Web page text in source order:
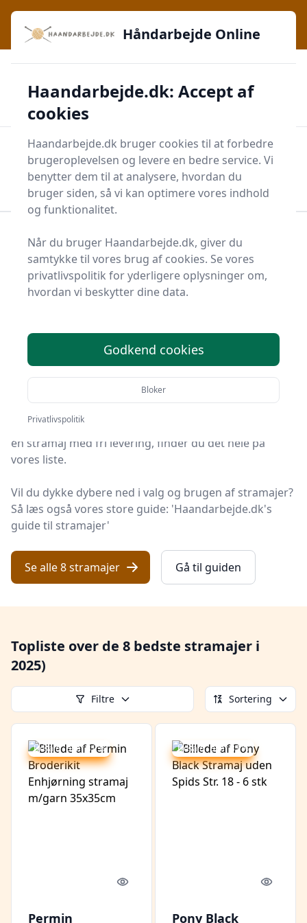
Håndarbejde Online - Inspiration, teknikker og fællesskab -
lige ved hånden
Shopping med sikkerhed ✔️ Altid de bedste priser
Mærker i høj kvalitet
Start søgning
Start søgning
Forside Krea Diverse Kreatilbehør Stramaj
Topliste over de 8
bedste stramajer i 2025
Velkommen til Håndarbejde Online – her finder du de
bedste stramajer på markedet. Vi har nøje udvalgt 8
produkter, så du er sikret kvalitet.
specifik model i tankerne, leder efter gode priser eller
en stramaj med fri levering, finder du det hele på
vores liste.
Vil du dykke dybere ned i valg og brugen af stramajer?
Så læs også vores store guide: 'Haandarbejde.dk's
guide til stramajer'
Se alle 8 stramajer Gå til guiden
Topliste over de 8 bedste stramajer i
2025)
Filtre Sortering
Udsalg - spar 31 %
Quick look
Permin
Udsalg - spar 33 %
Quick
Pony Black
Håndarbejde Online
Haandarbejde.dk: Accept af
cookies
Haandarbejde.dk bruger cookies til at forbedre
brugeroplevelsen og levere en bedre service. Vi
benytter dem til at analysere, hvordan du
bruger siden, så vi kan optimere vores indhold
og funktionalitet.
Når du bruger Haandarbejde.dk, giver du
samtykke til vores brug af cookies. Se vores
privatlivspolitik for yderligere oplysninger om,
hvordan vi beskytter dine data.
Godkend cookies
Bloker
Privatlivspolitik